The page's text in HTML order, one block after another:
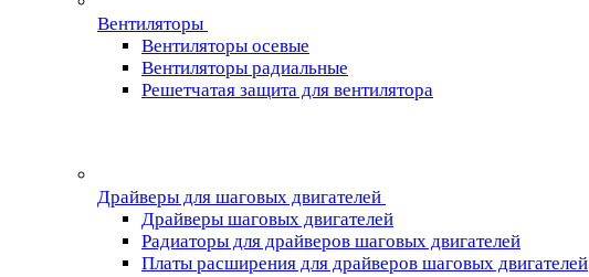
Вентиляторы
Вентиляторы осевые
Вентиляторы радиальные
Решетчатая защита для вентилятора
Драйверы для шаговых двигателей
Драйверы шаговых двигателей
Радиаторы для драйверов шаговых двигателей
Платы расширения для драйверов шаговых двигателей